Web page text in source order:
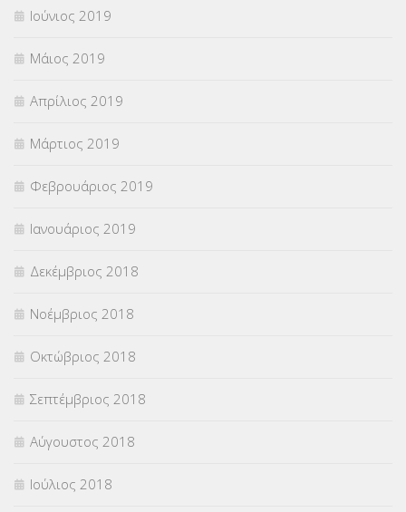
Ιούνιος 2019
Μάιος 2019
Απρίλιος 2019
Μάρτιος 2019
Φεβρουάριος 2019
Ιανουάριος 2019
Δεκέμβριος 2018
Νοέμβριος 2018
Οκτώβριος 2018
Σεπτέμβριος 2018
Αύγουστος 2018
Ιούλιος 2018